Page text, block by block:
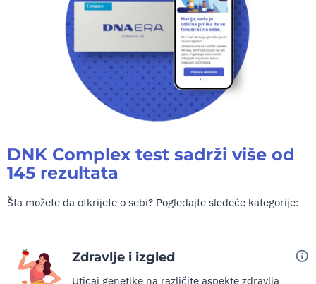
DNK Complex test sadrži više od
145 rezultata
Šta možete da otkrijete o sebi? Pogledajte sledeće kategorije:
Zdravlje i izgled
Uticaj genetike na različite aspekte zdravlja